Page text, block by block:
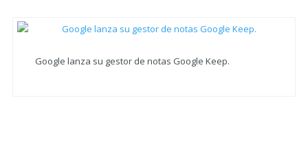
Google lanza su gestor de notas Google Keep.